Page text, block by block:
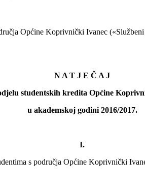
Općine Koprivnički Ivanec
N A T J E Č A J
studentskih kredita Općine
u akademskoj godini 2016/2017.
I.
s područja Općine Koprivnički